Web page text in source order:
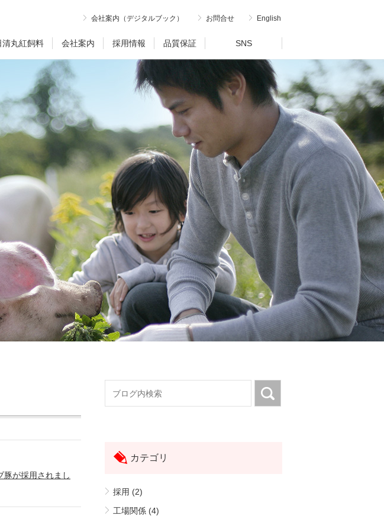
清丸紅飼料 会社案内 採用情報 品質保証 SNS
会社案内（デジタルブック） お問合せ English
が採用されまし
カテゴリ
採用 (2)
工場関係 (4)